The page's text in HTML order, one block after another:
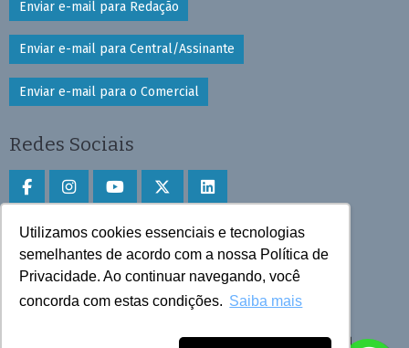
Utilizamos cookies essenciais e tecnologias
semelhantes de acordo com a nossa Política de
Privacidade. Ao continuar navegando, você
concorda com estas condições. Saiba mais
Enviar e-mail para Redação
Enviar e-mail para Central/Assinante
Enviar e-mail para o Comercial
Redes Sociais
Faça download do aplicativo
Play Store e App Store
Todos os direitos reservados © 2025 Cruzeiro do Sul